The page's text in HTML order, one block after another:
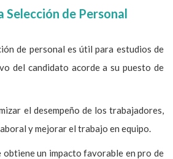
Selección de Personal
de personal es útil para estudios de
del candidato acorde a su puesto de
el desempeño de los trabajadores,
y mejorar el trabajo en equipo.
obtiene un impacto favorable en pro de